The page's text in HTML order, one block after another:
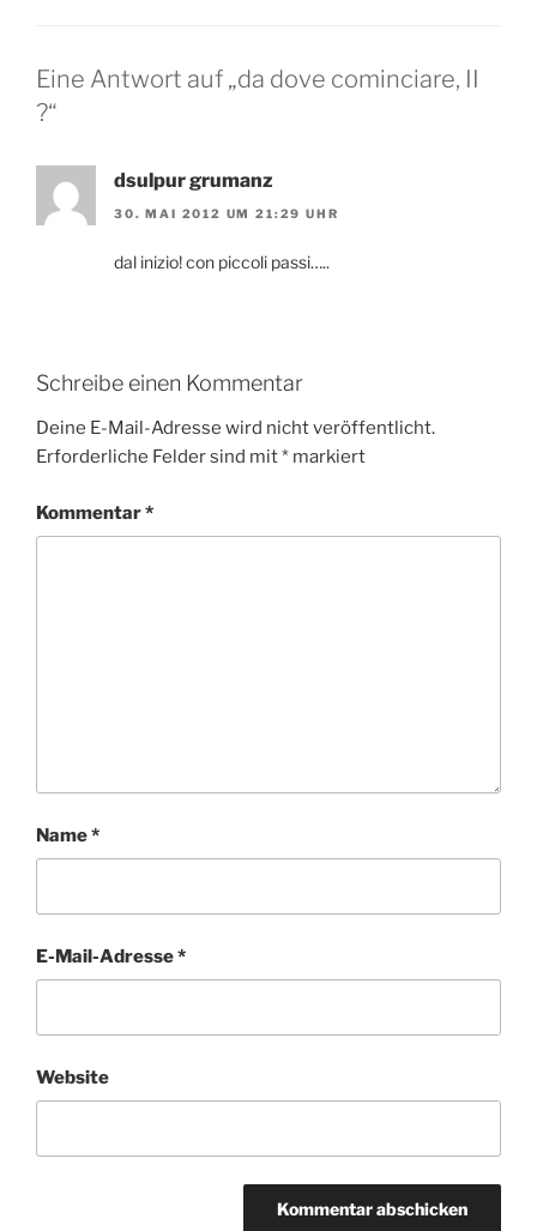
Eine Antwort auf „da dove cominciare, II
?“
dsulpur grumanz
30. MAI 2012 UM 21:29 UHR
dal inizio! con piccoli passi…..
Schreibe einen Kommentar
Deine E-Mail-Adresse wird nicht veröffentlicht.
Erforderliche Felder sind mit* markiert
Kommentar*
Name*
E-Mail-Adresse*
Website